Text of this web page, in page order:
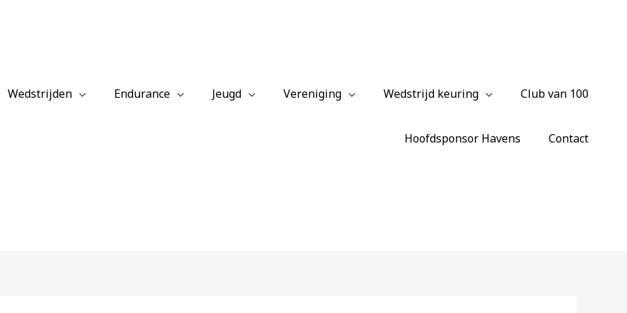
Wedstrijden Endurance Jeugd Vereniging Wedstrijd keuring Club van 100
Hoofdsponsor Havens Contact